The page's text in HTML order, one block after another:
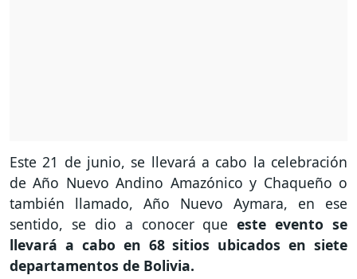
Este 21 de junio, se llevará a cabo la celebración
de Año Nuevo Andino Amazónico y Chaqueño o
también llamado, Año Nuevo Aymara, en ese
sentido, se dio a conocer queeste evento se
llevará a cabo en 68 sitios ubicados en siete
departamentos de Bolivia.